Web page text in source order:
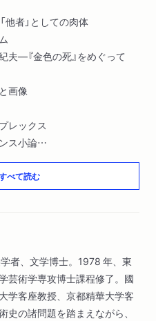
者」としての肉体
―『金色の死』をめぐって
画像
レックス
ス小論
・ベーコン覚書
膚論講義
べて読む
学者、文学博士。1978 年、東
芸術学専攻博士課程修了。國
学客座教授、京都精華大学客
史の諸問題を踏まえながら、